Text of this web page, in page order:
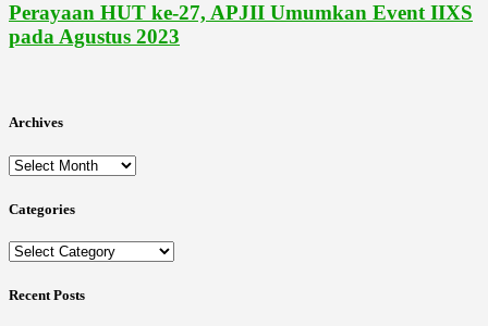
Perayaan HUT ke-27, APJII Umumkan Event IIXS
pada Agustus 2023
Archives
Archives
Categories
Categories
Recent Posts